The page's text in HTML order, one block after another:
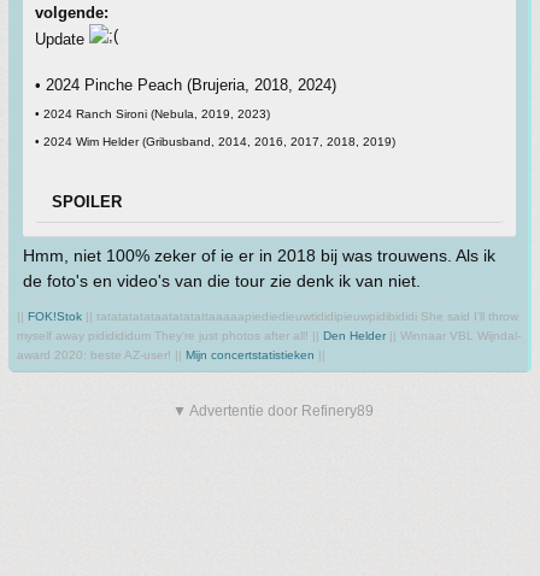
volgende:
Update
• 2024 Pinche Peach (Brujeria, 2018, 2024)
• 2024 Ranch Sironi (Nebula, 2019, 2023)
• 2024 Wim Helder (Gribusband, 2014, 2016, 2017, 2018, 2019)
SPOILER
Hmm, niet 100% zeker of ie er in 2018 bij was trouwens. Als ik
de foto's en video's van die tour zie denk ik van niet.
|| FOK!Stok || tatatatatataatatatattaaaaapiediedieuwtididipieuwpidibididi She said I'll throw
myself away pididididum They're just photos after all! || Den Helder || Winnaar VBL Wijndal-
award 2020: beste AZ-user! || Mijn concertstatistieken ||
▼ Advertentie door Refinery89